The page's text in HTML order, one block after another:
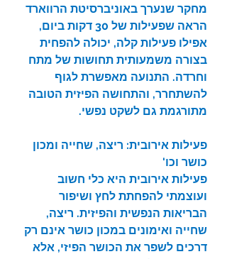
מחקר שנערך באוניברסיטת הרווארד
הראה שפעילות של 30 דקות ביום,
אפילו פעילות קלה, יכולה להפחית
בצורה משמעותית תחושות של מתח
וחרדה. התנועה מאפשרת לגוף
להשתחרר, והתחושה הפיזית הטובה
מתורגמת גם לשקט נפשי.
פעילות אירובית: ריצה, שחייה ומכון
כושר וכו'
פעילות אירובית היא כלי חשוב
ועוצמתי להפחתת לחץ ושיפור
הבריאות הנפשית והפיזית. ריצה,
שחייה ואימונים במכון כושר אינם רק
דרכים לשפר את הכושר הפיזי, אלא